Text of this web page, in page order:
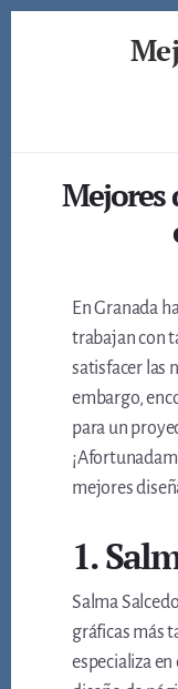
profesionales
Mejores
En Granada
trabajan con
satisfacer las
embargo,
para un
mejores
1.
Salma
gráficas más
especializa